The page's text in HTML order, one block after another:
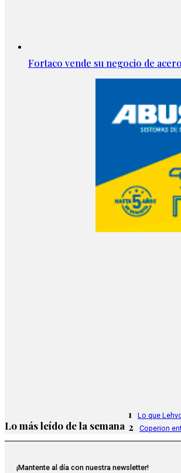
Fortaco vende su negocio de
Lo más leído de la semana
1 Lo que
2 Coperion
¡Mantente al día con nuestra newsletter!